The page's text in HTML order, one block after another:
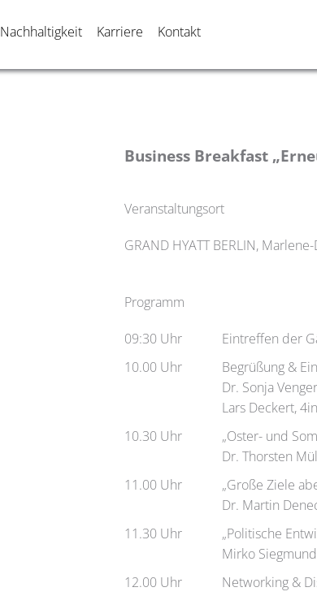
Nachhaltigkeit Karriere Kontakt
Business Breakfast
Veranstaltungsort
GRAND HYATT BERLIN,
Programm
09:30 Uhr
Eintreffen der
10.00 Uhr
Begrüßung &
Dr. Sonja
Lars Deckert,
10.30 Uhr
„Oster- und
Dr. Thorsten
11.00 Uhr
„Große Ziele
Dr. Martin
11.30 Uhr
„Politische
Mirko
12.00 Uhr
Networking &